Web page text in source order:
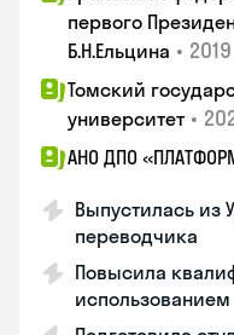
первого
Б.Н.Ельцина • 2019
Томский
университет •
АНО ДПО
Выпустилась из
переводчика
Повысила